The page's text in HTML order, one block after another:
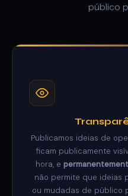
público
Publicamos ideias de
ficam publicamente
hora, e
não permite que ideias
ou mudadas de público